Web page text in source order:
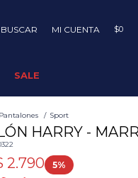
SALE
$0
Pantalones Sport
HARRY -
2.790 5